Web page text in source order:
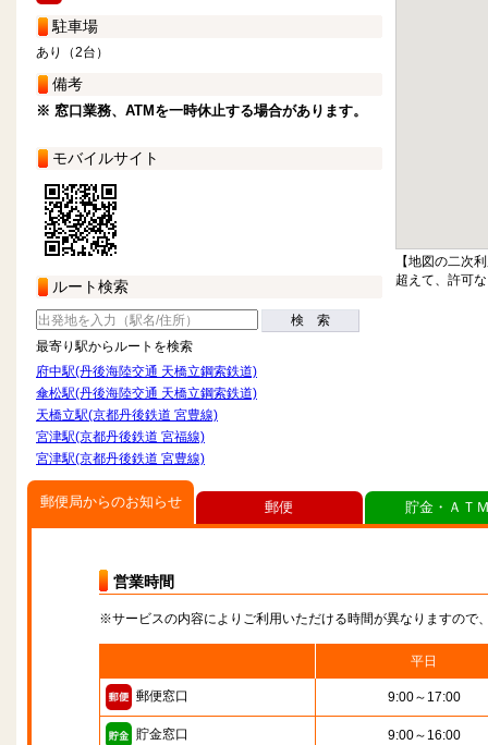
駐車場
あり（2台）
備考
※ 窓口業務、ATMを一時休止する場合があります。
モバイルサイト
ルート検索
検 索
最寄り駅からルートを検索
府中駅(丹後海陸交通 天橋立鋼索鉄道)
傘松駅(丹後海陸交通 天橋立鋼索鉄道)
天橋立駅(京都丹後鉄道 宮豊線)
宮津駅(京都丹後鉄道 宮福線)
宮津駅(京都丹後鉄道 宮豊線)
【地図の二次
超えて、許可
郵便局からのお知らせ
営業時間
※サービスの内容によりご利用いただける時間が異なりますので
平日
郵便窓口 9:00～17:00
貯金窓口 9:00～16:00
郵便 貯金・ＡＴ